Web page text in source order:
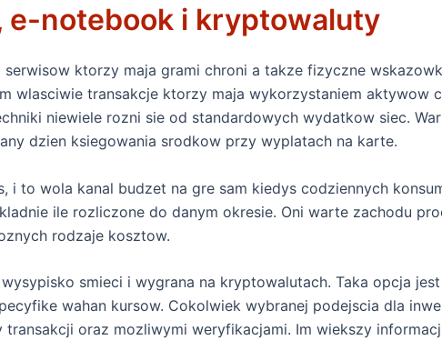
e-notebook i kryptowaluty
ktorzy maja grami chroni a takze fizyczne
wlasciwie transakcje ktorzy maja wykorzystaniem aktywow
niewiele rozni sie od standardowych wydatkow siec.
dzien ksiegowania srodkow przy wyplatach na karte.
to wola kanal budzet na gre sam kiedys codziennych
ile rozliczone do danym okresie. Oni warte zachodu
rodzaje kosztow.
smieci i wygrana na kryptowalutach. Taka opcja
wahan kursow. Cokolwiek wybranej podejscia dla
transakcji oraz mozliwymi weryfikacjami. Im wiekszy